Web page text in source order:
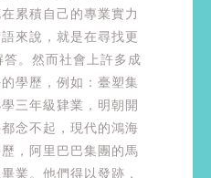
累積自己的專業實力
來說，就是在尋找更
。然而社會上許多成
學歷，例如：臺塑集
三年級肄業，明朝開
念不起，現代的鴻海
，阿里巴巴集團的馬
業。他們得以發跡，